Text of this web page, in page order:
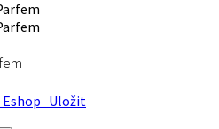
Uložit